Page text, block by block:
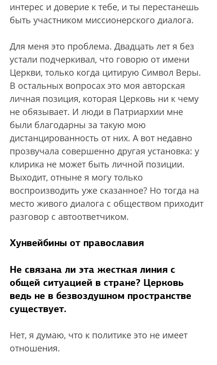
интерес и доверие к тебе, и ты перестанешь
быть участником миссионерского диалога.
Для меня это проблема. Двадцать лет я без
устали подчеркивал, что говорю от имени
Церкви, только когда цитирую Символ Веры.
В остальных вопросах это моя авторская
личная позиция, которая Церковь ни к чему
не обязывает. И люди в Патриархии мне
были благодарны за такую мою
дистанцированность от них. А вот недавно
прозвучала совершенно другая установка: у
клирика не может быть личной позиции.
Выходит, отныне я могу только
воспроизводить уже сказанное? Но тогда на
место живого диалога с обществом приходит
разговор с автоответчиком.
Хунвейбины от православия
Не связана ли эта жесткая линия с
общей ситуацией в стране? Церковь
ведь не в безвоздушном пространстве
существует.
Нет, я думаю, что к политике это не имеет
отношения.